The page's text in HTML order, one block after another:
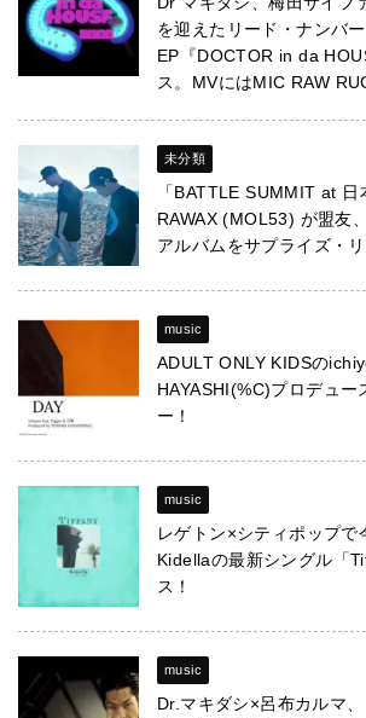
を迎えたリード・ナンバ
EP『DOCTOR in da
ス。MVにはMIC RAW
未分類
「BATTLE SUMMIT at
RAWAX (MOL53) が盟友
アルバムをサプライズ・
music
ADULT ONLY KIDSの
HAYASHI(%C)プロデュー
ー！
music
レゲトン×シティポップで
Kidellaの最新シングル「
ス！
music
Dr.マキダシ×呂布カルマ